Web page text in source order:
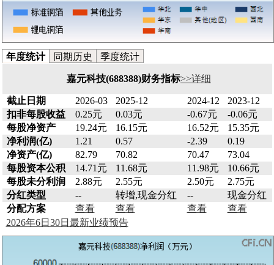
年度统计 同期历史 季度统计
嘉元科技(688388)财务指标>>详细
截止日期 2026-03 2025-12 2024-12
2023-12
扣非每股收益
0.25元 0.03元 -0.67元
-0.06元
每股净资产
19.24元 16.15元 16.52元
15.35元
净利润(亿)
1.21 0.57 -2.39
0.19
净资产(亿)
82.79 70.82 70.47
73.04
每股资本公积
14.71元 11.68元 11.98元
10.66元
每股未分利润
2.88元 2.55元 2.50元
2.75元
分红类型
-- 转增,现金分红 --
现金分红
分配方案
查看 查看 查看
查看
2026年6日30日最新业绩预告